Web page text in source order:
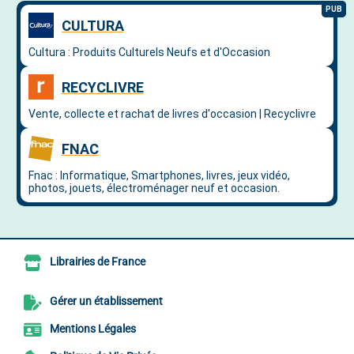
Librairies de France
Gérer un établissement
Mentions Légales